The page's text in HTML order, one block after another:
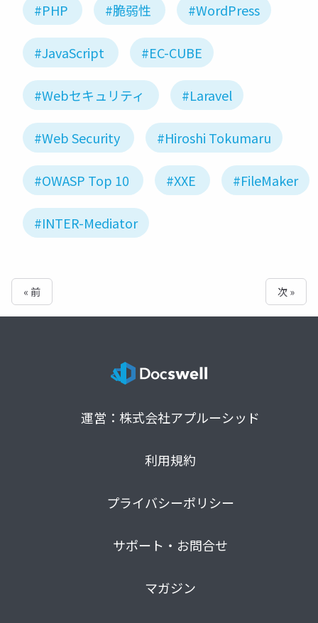
#PHP #脆弱性 #WordPress
#JavaScript #EC-CUBE
#Webセキュリティ #Laravel
#Web Security #Hiroshi Tokumaru
#OWASP Top 10 #XXE #FileMaker
#INTER-Mediator
« 前 次 »
運営：株式会社アプルーシッド
利用規約
プライバシーポリシー
サポート・お問合せ
マガジン